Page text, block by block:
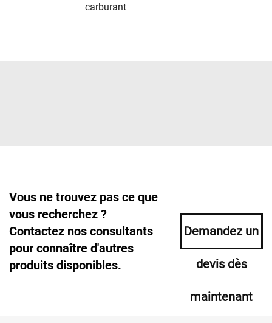
carburant
Vous ne trouvez pas ce que
vous recherchez ?
Contactez nos consultants
pour connaître d'autres
produits disponibles.
Demandez un
devis dès
maintenant